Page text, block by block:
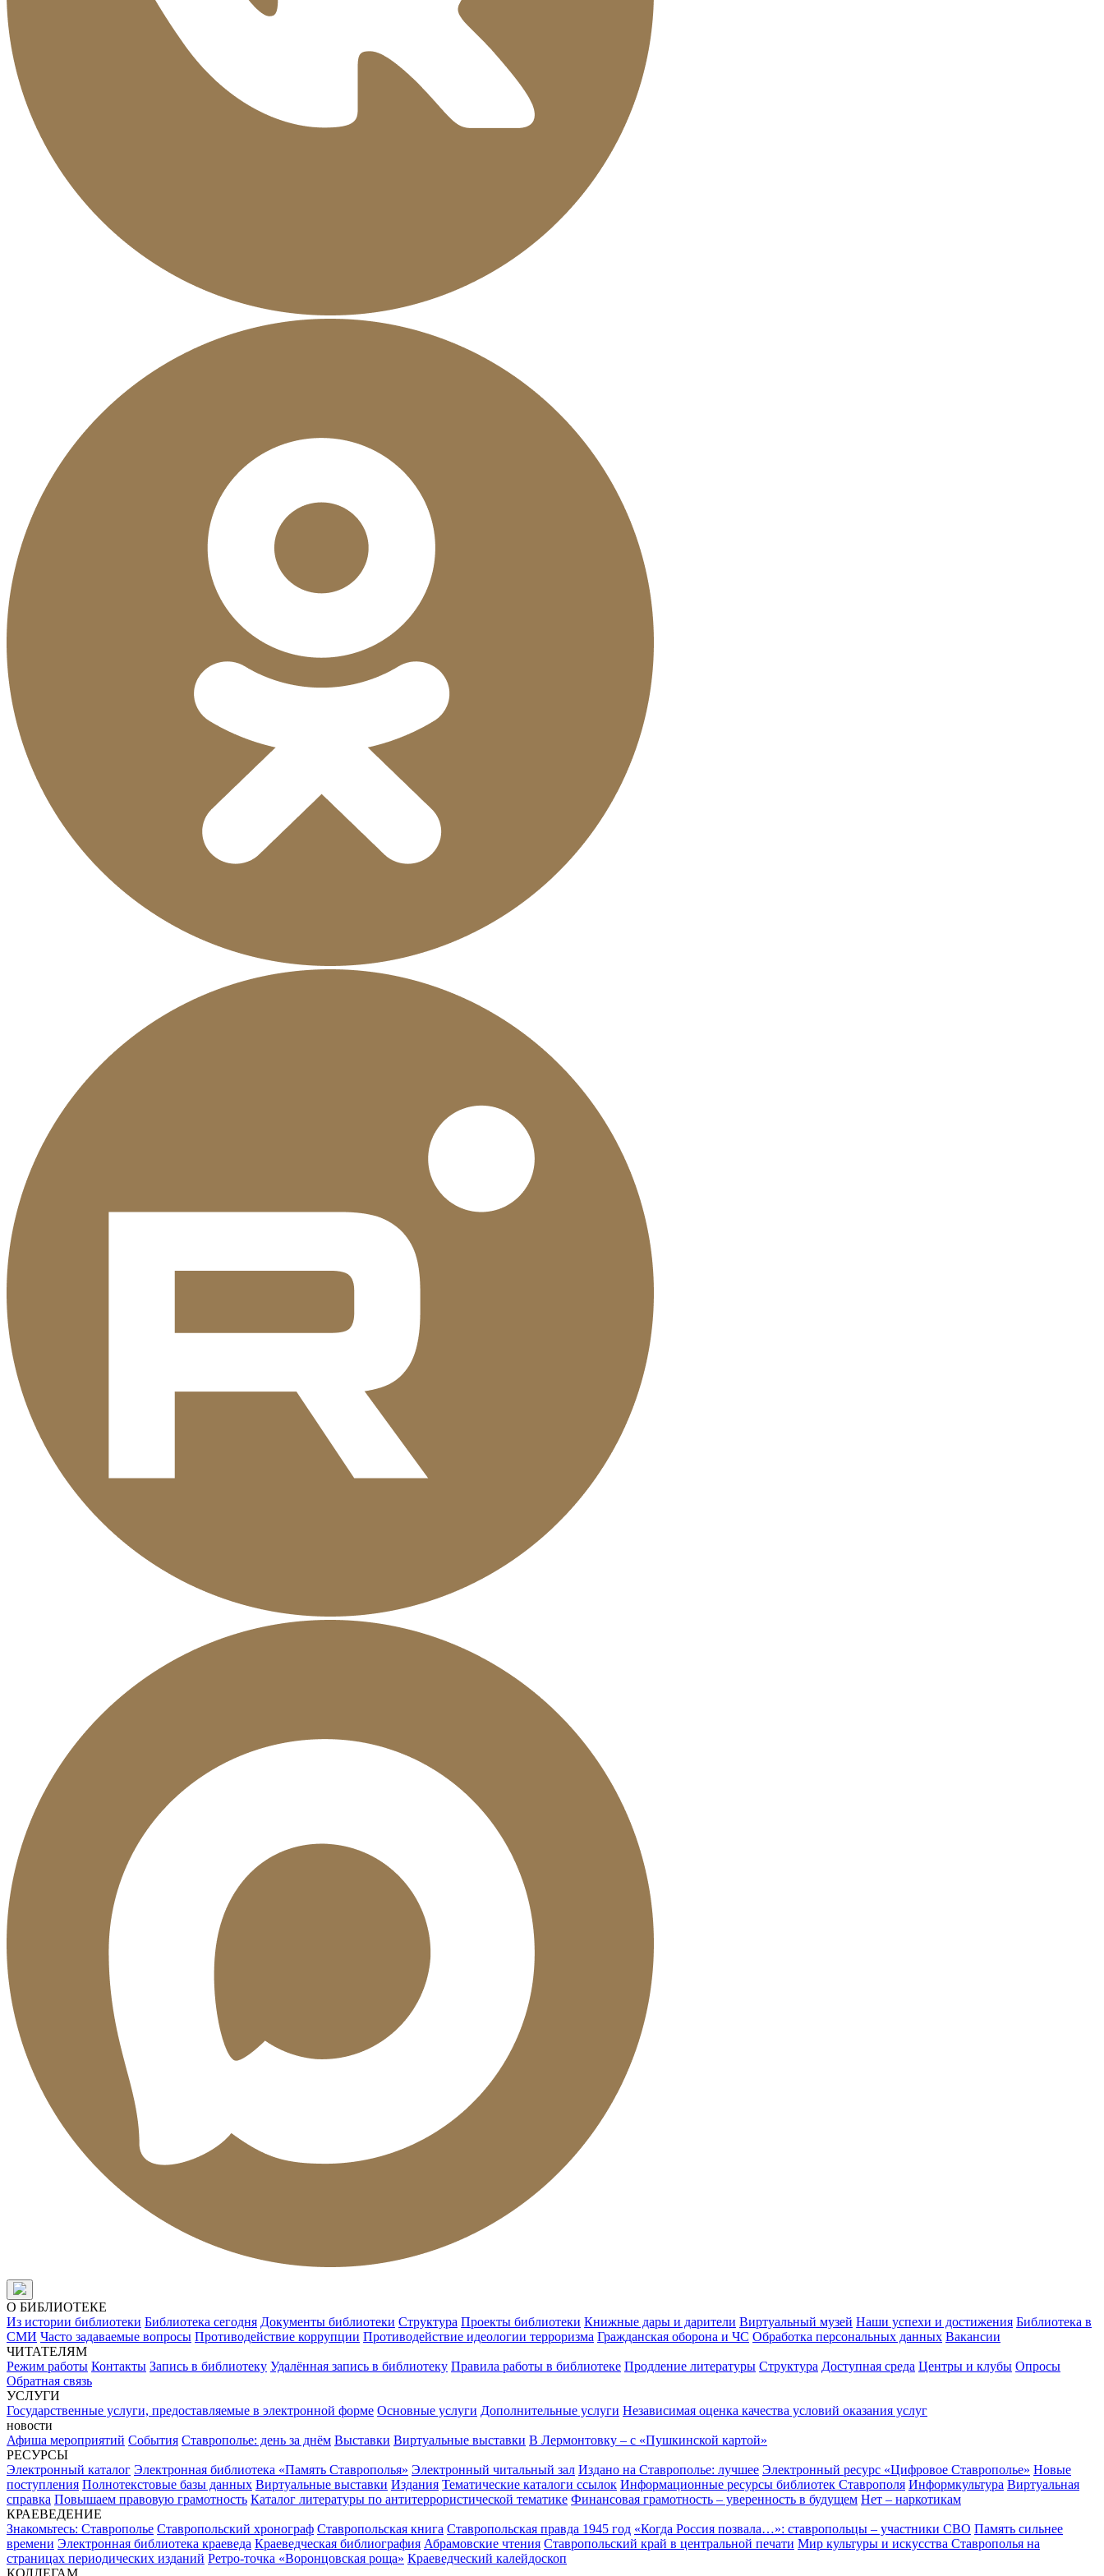
О БИБЛИОТЕКЕ
Из истории библиотеки Библиотека сегодня Документы библиотеки Структура Проекты библиотеки Книжные дары и дарители Виртуальный музей Наши успехи и достижения Библиотека в
СМИ Часто задаваемые вопросы Противодействие коррупции Противодействие идеологии терроризма Гражданская оборона и ЧС Обработка персональных данных Вакансии
ЧИТАТЕЛЯМ
Режим работы Контакты Запись в библиотеку Удалённая запись в библиотеку Правила работы в библиотеке Продление литературы Структура Доступная среда Центры и клубы Опросы
Обратная связь
УСЛУГИ
Государственные услуги, предоставляемые в электронной форме Основные услуги Дополнительные услуги Независимая оценка качества условий оказания услуг
новости
Афиша мероприятий События Ставрополье: день за днём Выставки Виртуальные выставки В Лермонтовку – с «Пушкинской картой»
РЕСУРСЫ
Электронный каталог Электронная библиотека «Память Ставрополья» Электронный читальный зал Издано на Ставрополье: лучшее Электронный ресурс «Цифровое Ставрополье» Новые
поступления Полнотекстовые базы данных Виртуальные выставки Издания Тематические каталоги ссылок Информационные ресурсы библиотек Ставрополя Информкультура Виртуальная
справка Повышаем правовую грамотность Каталог литературы по антитеррористической тематике Финансовая грамотность – уверенность в будущем Нет – наркотикам
КРАЕВЕДЕНИЕ
Знакомьтесь: Ставрополье Ставропольский хронограф Ставропольская книга Ставропольская правда 1945 год «Когда Россия позвала…»: ставропольцы – участники СВО Память сильнее
времени Электронная библиотека краеведа Краеведческая библиография Абрамовские чтения Ставропольский край в центральной печати Мир культуры и искусства Ставрополья на
страницах периодических изданий Ретро-точка «Воронцовская роща» Краеведческий калейдоскоп
КОЛЛЕГАМ